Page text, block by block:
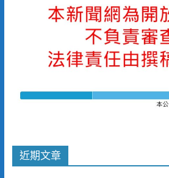
近期文章